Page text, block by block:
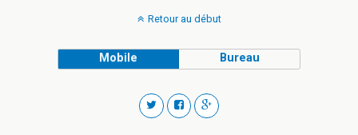
Retour au début
Mobile Bureau